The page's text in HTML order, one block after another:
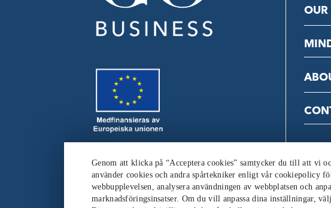
OUR
Genom att klicka på “Acceptera cookies” samtycker du till att vi
använder cookies och andra spårtekniker enligt vår cookiepolicy
webbupplevelsen, analysera användningen av webbplatsen och
marknadsföringsinsatser. Om du vill anpassa dina inställningar,